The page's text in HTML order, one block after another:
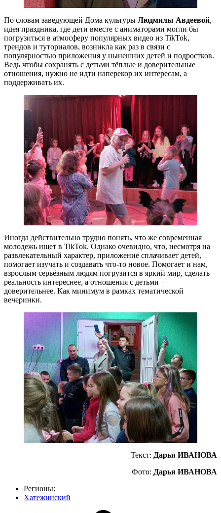
По словам заведующей Дома культуры Людмилы Авдеевой,
идея праздника, где дети вместе с аниматорами могли бы
погрузиться в атмосферу популярных видео из TikTok,
трендов и туториалов, возникла как раз в связи с
популярностью приложения у нынешних детей и подростков.
Ведь чтобы сохранять с детьми тёплые и доверительные
отношения, нужно не идти наперекор их интересам, а
поддерживать их.
Иногда действительно трудно понять, что же современная
молодежь ищет в TikTok. Однако очевидно, что, несмотря на
развлекательный характер, приложение сплачивает детей,
помогает изучать и создавать что-то новое. Помогает и нам,
взрослым серьёзным людям погрузится в яркий мир, сделать
реальность интереснее, а отношения с детьми –
доверительнее. Как минимум в рамках тематической
вечеринки.
Текст: Дарья ИВАНОВА
Фото: Дарья ИВАНОВА
Регионы:
Хатежинский